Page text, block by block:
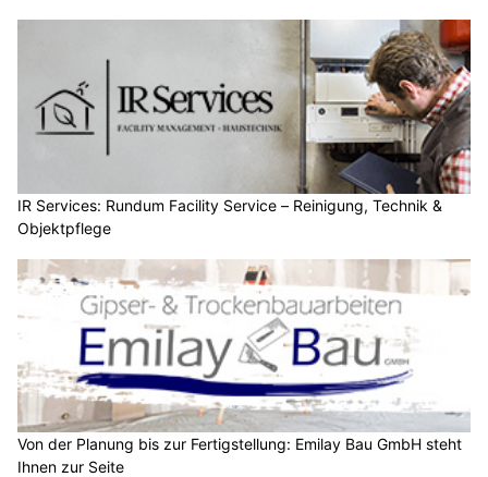
IR Services: Rundum Facility Service – Reinigung, Technik &
Objektpflege
Von der Planung bis zur Fertigstellung: Emilay Bau GmbH steht
Ihnen zur Seite